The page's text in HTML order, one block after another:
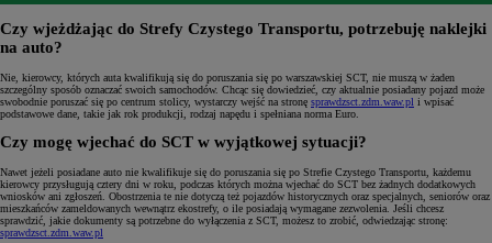
Czy wjeżdżając do Strefy Czystego Transportu, potrzebuję naklejki
na auto?
Nie, kierowcy, których auta kwalifikują się do poruszania się po warszawskiej SCT, nie muszą w żaden
szczególny sposób oznaczać swoich samochodów. Chcąc się dowiedzieć, czy aktualnie posiadany pojazd może
swobodnie poruszać się po centrum stolicy, wystarczy wejść na stronę sprawdzsct.zdm.waw.pl i wpisać
podstawowe dane, takie jak rok produkcji, rodzaj napędu i spełniana norma Euro.
Czy mogę wjechać do SCT w wyjątkowej sytuacji?
Nawet jeżeli posiadane auto nie kwalifikuje się do poruszania się po Strefie Czystego Transportu, każdemu
kierowcy przysługują cztery dni w roku, podczas których można wjechać do SCT bez żadnych dodatkowych
wniosków ani zgłoszeń. Obostrzenia te nie dotyczą też pojazdów historycznych oraz specjalnych, seniorów oraz
mieszkańców zameldowanych wewnątrz ekostrefy, o ile posiadają wymagane zezwolenia. Jeśli chcesz
sprawdzić, jakie dokumenty są potrzebne do wyłączenia z SCT, możesz to zrobić, odwiedzając stronę:
sprawdzsct.zdm.waw.pl